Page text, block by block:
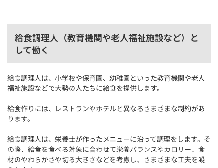
給食調理人（教育機関や老人福祉施設など）と
して働く
給食調理人は、小学校や保育園、幼稚園といった教育機関や老人
福祉施設などで大勢の人たちに給食を提供します。
給食作りには、レストランやホテルと異なるさまざまな制約があ
ります。
給食調理人は、栄養士が作ったメニューに沿って調理をします。そ
の際、給食を食べる対象に合わせて栄養バランスやカロリー、食
材のやわらかさや切る大きさなどを考慮し、さまざまな工夫を凝